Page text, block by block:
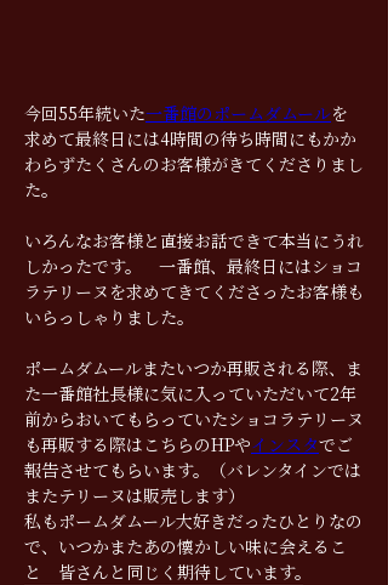
今回55年続いた一番館のポームダムールを
求めて最終日には4時間の待ち時間にもかか
わらずたくさんのお客様がきてくださりまし
た。
いろんなお客様と直接お話できて本当にうれ
しかったです。　一番館、最終日にはショコ
ラテリーヌを求めてきてくださったお客様も
いらっしゃりました。
ポームダムールまたいつか再販される際、ま
た一番館社長様に気に入っていただいて2年
前からおいてもらっていたショコラテリーヌ
も再販する際はこちらのHPやインスタでご
報告させてもらいます。（バレンタインでは
またテリーヌは販売します）
私もポームダムール大好きだったひとりなの
で、いつかまたあの懐かしい味に会えるこ
と　皆さんと同じく期待しています。